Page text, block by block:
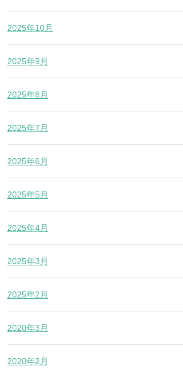
2025年10月
2025年9月
2025年8月
2025年7月
2025年6月
2025年5月
2025年4月
2025年3月
2025年2月
2020年3月
2020年2月